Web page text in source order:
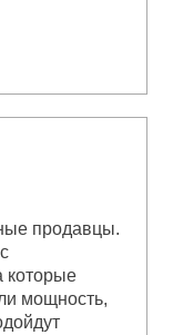
продавцы.
которые
мощность,